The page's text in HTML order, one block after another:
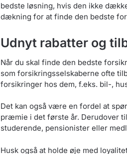
bedste løsning, hvis den ikke
dækning for at finde den bedste
Udnyt rabatter og
Når du skal finde den bedste
som forsikringsselskaberne ofte
forsikringer hos dem, f.eks. bil-,
Det kan også være en fordel at
præmie i det første år. Derudover
studerende, pensionister eller
Husk også at holde øje med